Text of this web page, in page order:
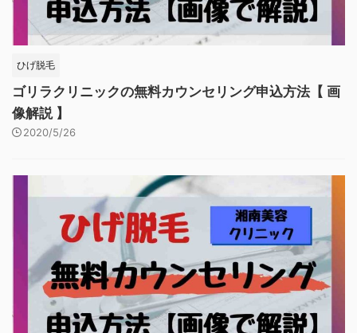
ひげ脱毛
ゴリラクリニックの無料カウンセリング申込方法【 画
像解説 】
2020/5/26